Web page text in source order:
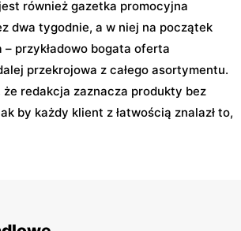
również gazetka promocyjna
dwa tygodnie, a w niej na początek
przykładowo bogata oferta
przekrojowa z całego asortymentu.
redakcja zaznacza produkty bez
by każdy klient z łatwością znalazł to,